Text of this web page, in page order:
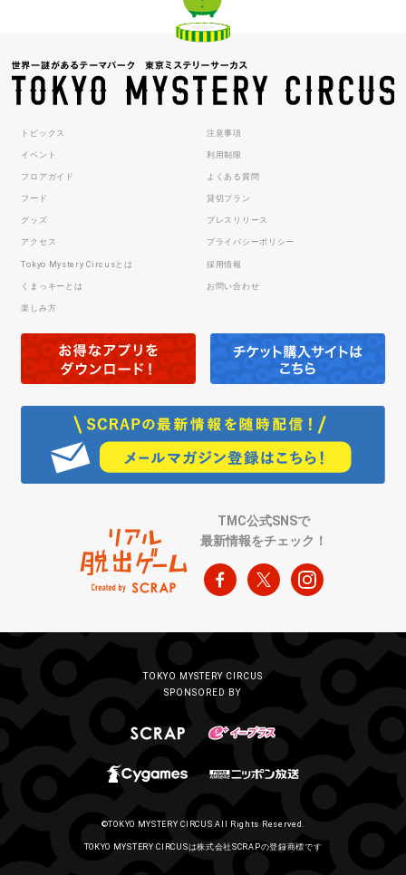
トピックス
イベント
フロアガイド
フード
グッズ
アクセス
Tokyo Mystery Circusとは
くまっキーとは
楽しみ方
注意事項
利用制限
よくある質問
貸切プラン
プレスリリース
プライバシーポリシー
採用情報
お問い合わせ
TMC公式SNSで
最新情報をチェック！
TOKYO MYSTERY CIRCUS
SPONSORED BY
©TOKYO MYSTERY CIRCUS All Rights Reserved.
TOKYO MYSTERY CIRCUSは株式会社SCRAPの登録商標です